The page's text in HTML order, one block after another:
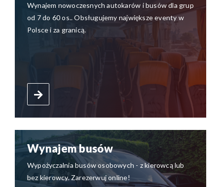
Wynajem nowoczesnych autokarów i busów dla grup
od 7 do 60 os.. Obsługujemy największe eventy w
Polsce i za granicą.
Wynajem busów
Wypożyczalnia busów osobowych - z kierowcą lub
bez kierowcy. Zarezerwuj online!